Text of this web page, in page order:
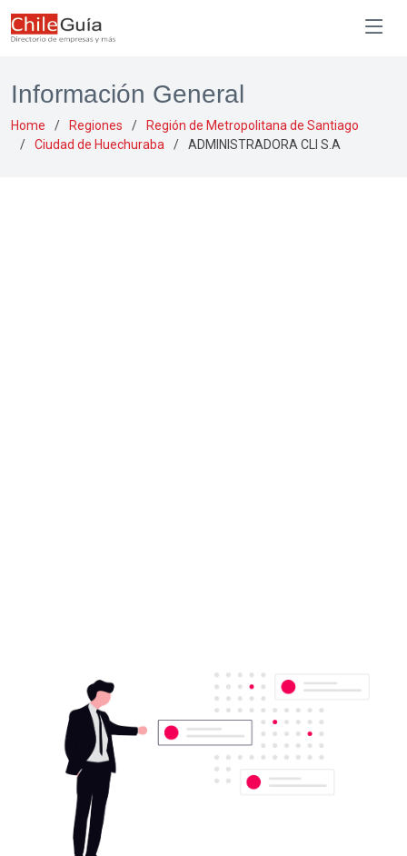
Información General
Home Regiones
Región de Metropolitana de Santiago
Ciudad de Huechuraba
ADMINISTRADORA CLI S.A